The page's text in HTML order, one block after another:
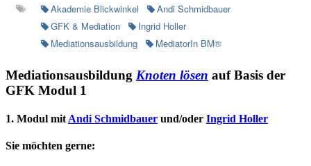
Akademie Blickwinkel
Andi Schmidbauer
GFK & Mediation
Ingrid Holler
Mediationsausbildung
MediatorIn BM®
Mediationsausbildung Knoten lösen auf Basis der
GFK Modul 1
1. Modul mit Andi Schmidbauer und/oder Ingrid Holler
Sie möchten gerne: